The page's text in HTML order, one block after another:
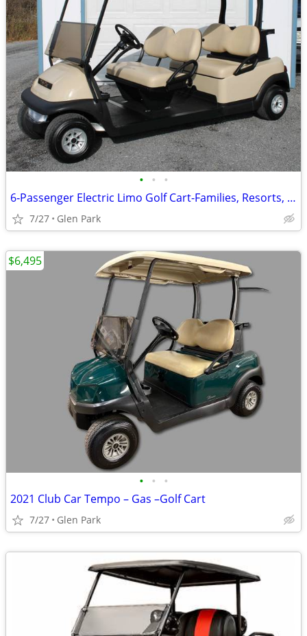
• • •
6‑Passenger Electric Limo Golf Cart-Families, Resorts, & Events
7/27 Glen Park
• • •
2021 Club Car Tempo – Gas –Golf Cart
7/27 Glen Park
$6,495